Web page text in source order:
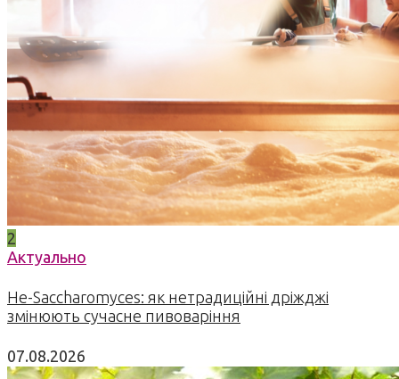
2
Актуально
Не-Saccharomyces: як нетрадиційні дріжджі
змінюють сучасне пивоваріння
07.08.2026